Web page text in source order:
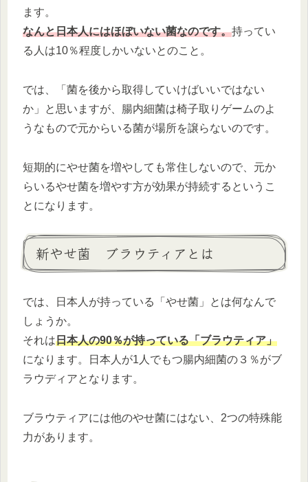
ます。
なんと日本人にはほぼいない菌なのです。持ってい
る人は10％程度しかいないとのこと。
では、「菌を後から取得していけばいいではない
か」と思いますが、腸内細菌は椅子取りゲームのよ
うなもので元からいる菌が場所を譲らないのです。
短期的にやせ菌を増やしても常住しないので、元か
らいるやせ菌を増やす方が効果が持続するというこ
とになります。
新やせ菌 ブラウティアとは
では、日本人が持っている「やせ菌」とは何なんで
しょうか。
それは日本人の90％が持っている「ブラウティア」
になります。日本人が1人でもつ腸内細菌の３％がブ
ラウディアとなります。
ブラウティアには他のやせ菌にはない、2つの特殊能
力があります。